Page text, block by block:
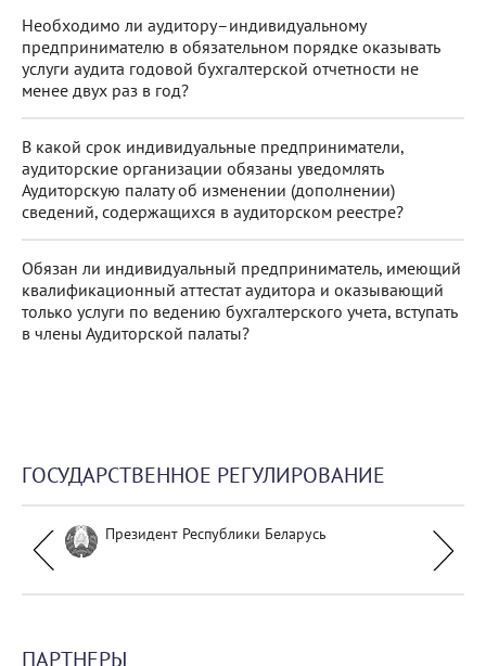
Необходимо ли аудитору–индивидуальному
предпринимателю в обязательном порядке оказывать
услуги аудита годовой бухгалтерской отчетности не
менее двух раз в год?
В какой срок индивидуальные предприниматели,
аудиторские организации обязаны уведомлять
Аудиторскую палату об изменении (дополнении)
сведений, содержащихся в аудиторском реестре?
Обязан ли индивидуальный предприниматель, имеющий
квалификационный аттестат аудитора и оказывающий
только услуги по ведению бухгалтерского учета, вступать
в члены Аудиторской палаты?
ГОСУДАРСТВЕННОЕ РЕГУЛИРОВАНИЕ
Президент Республики Беларусь
ПАРТНЕРЫ